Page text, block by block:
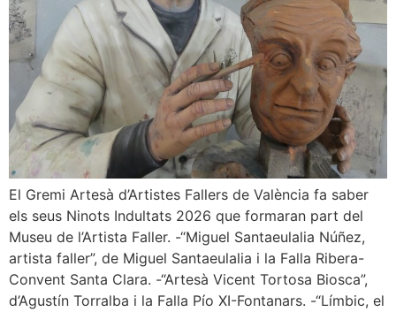
El Gremi Artesà d’Artistes Fallers de València fa saber
els seus Ninots Indultats 2026 que formaran part del
Museu de l’Artista Faller. -“Miguel Santaeulalia Núñez,
artista faller”, de Miguel Santaeulalia i la Falla Ribera-
Convent Santa Clara. -“Artesà Vicent Tortosa Biosca”,
d’Agustín Torralba i la Falla Pío XI-Fontanars. -“Límbic, el